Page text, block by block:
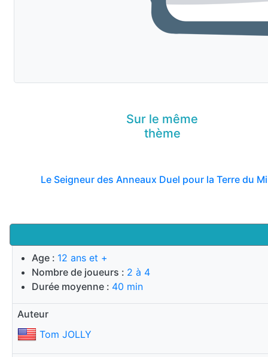
Age : 12 ans et +
Nombre de joueurs : 2 à 4
Durée moyenne : 40 min
Auteur
Tom JOLLY
Sur le même
thème
Le Seigneur des Anneaux Duel pour la Terre du